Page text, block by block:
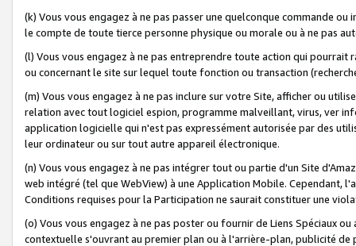
(k) Vous vous engagez à ne pas passer une quelconque commande
le compte de toute tierce personne physique ou morale ou à ne pas
(l) Vous vous engagez à ne pas entreprendre toute action qui
ou concernant le site sur lequel toute fonction ou transaction
(m) Vous vous engagez à ne pas inclure sur votre Site, afficher ou
relation avec tout logiciel espion, programme malveillant, virus, ver
application logicielle qui n'est pas expressément autorisée par des
leur ordinateur ou sur tout autre appareil électronique.
(n) Vous vous engagez à ne pas intégrer tout ou partie d'un Site
web intégré (tel que WebView) à une Application Mobile. Cependant,
Conditions requises pour la Participation ne saurait constituer une
(o) Vous vous engagez à ne pas poster ou fournir de Liens Spéciaux
contextuelle s'ouvrant au premier plan ou à l'arrière-plan, publicité